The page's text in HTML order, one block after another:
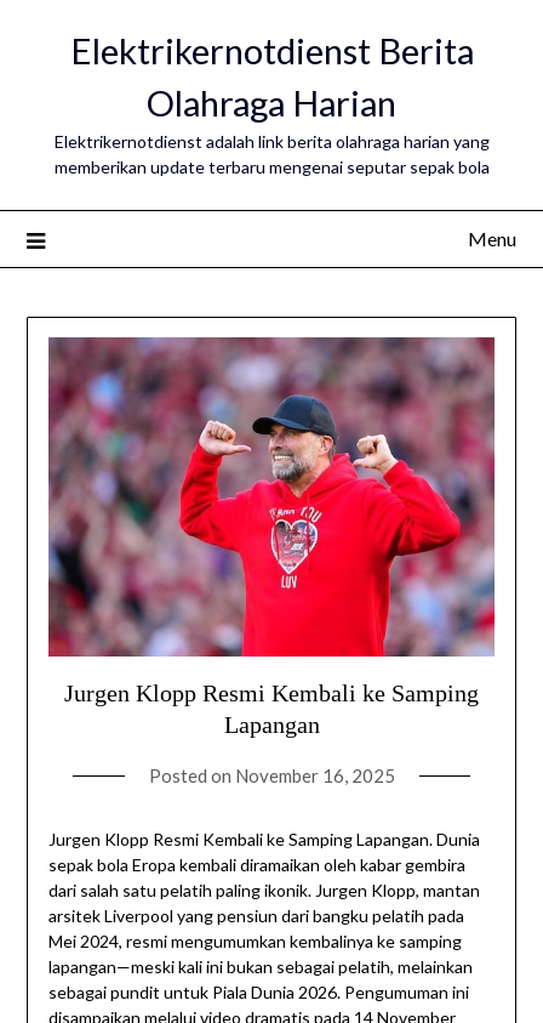
Elektrikernotdienst Berita
Olahraga Harian
Elektrikernotdienst adalah link berita olahraga harian yang
memberikan update terbaru mengenai seputar sepak bola
Menu
Jurgen Klopp Resmi Kembali ke Samping
Lapangan
Posted on November 16, 2025
Jurgen Klopp Resmi Kembali ke Samping Lapangan. Dunia
sepak bola Eropa kembali diramaikan oleh kabar gembira
dari salah satu pelatih paling ikonik. Jurgen Klopp, mantan
arsitek Liverpool yang pensiun dari bangku pelatih pada
Mei 2024, resmi mengumumkan kembalinya ke samping
lapangan—meski kali ini bukan sebagai pelatih, melainkan
sebagai pundit untuk Piala Dunia 2026. Pengumuman ini
disampaikan melalui video dramatis pada 14 November